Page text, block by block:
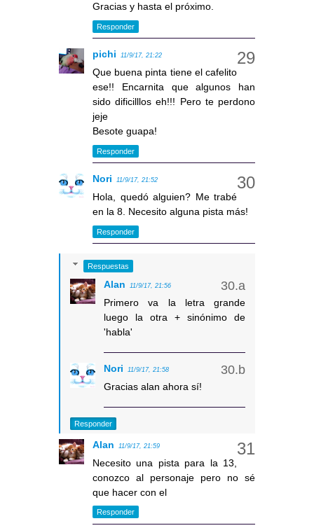
Gracias y hasta el próximo.
Responder
pichi 11/9/17, 21:22
Que buena pinta tiene el cafelito
ese!! Encarnita que algunos han
sido dificilllos eh!!! Pero te perdono
jeje
Besote guapa!
Responder
Nori 11/9/17, 21:52
Hola, quedó alguien? Me trabé
en la 8. Necesito alguna pista más!
Responder
Respuestas
Alan 11/9/17, 21:56
Primero va la letra grande
luego la otra + sinónimo de
'habla'
Nori 11/9/17, 21:58
Gracias alan ahora sí!
Responder
Alan 11/9/17, 21:59
Necesito una pista para la 13,
conozco al personaje pero no sé
que hacer con el
Responder